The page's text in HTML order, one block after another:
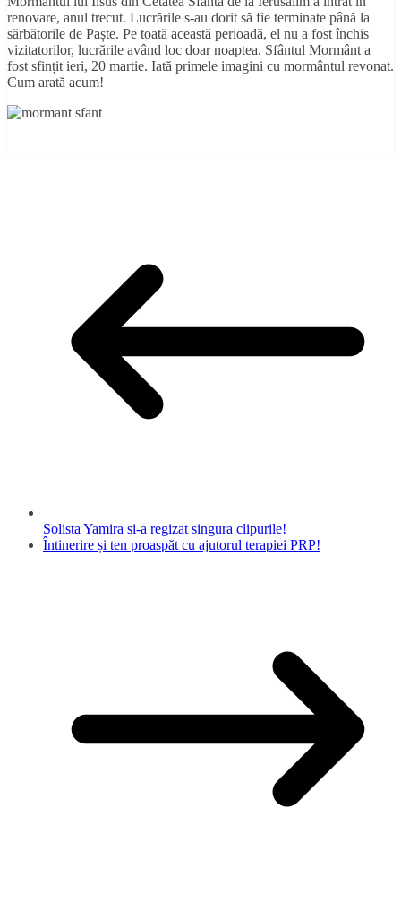
renovare, anul trecut. Lucrările s-au dorit să fie terminate până la
sărbătorile de Paște. Pe toată această perioadă, el nu a fost închis
vizitatorilor, lucrările având loc doar noaptea. Sfântul Mormânt a
fost sfințit ieri, 20 martie. Iată primele imagini cu mormântul revonat.
Cum arată acum!
Solista Yamira si-a regizat singura clipurile!
Întinerire și ten proaspăt cu ajutorul terapiei PRP!